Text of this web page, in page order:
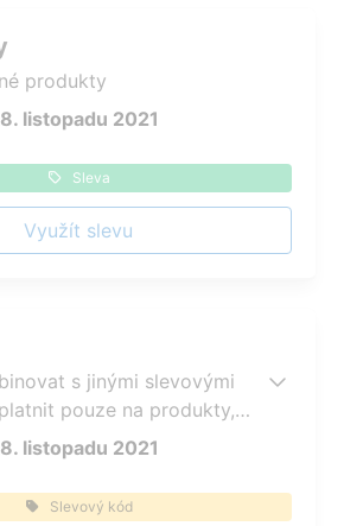
produkty
listopadu 2021
Sleva
Využít slevu
s jinými slevovými
pouze na produkty,
slevě
listopadu 2021
Slevový kód